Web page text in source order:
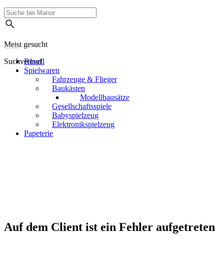
Meist gesucht
Suchverlauf
Revell
Spielwaren
Fahrzeuge & Flieger
Baukästen
Modellbausätze
Gesellschaftsspiele
Babyspielzeug
Elektronikspielzeug
Papeterie
Auf dem Client ist ein Fehler aufgetreten